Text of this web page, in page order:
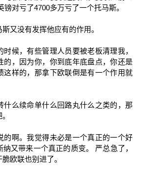
镑对亏了4700多万亏了一个托马斯。
又没有发挥他应有的作用。
候，有些管理人员要被老板清理我，
的，因为你，你到底年底盘点，你还是
这样的，那拿下欧联倒是有一个作用就
什么续命单什么回路丸什么之类的，那
的啊。我觉得未必是一个真正的一个好
又带来一个真正的质变。 严总急了，
欧联也别进了。